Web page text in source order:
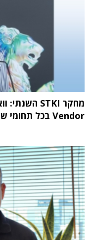
Vendor בכל תחומי שוק ה-IT